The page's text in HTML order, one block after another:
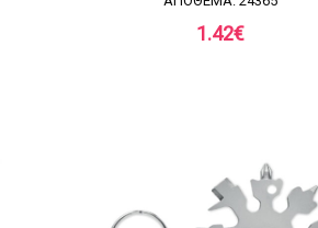
1.42€